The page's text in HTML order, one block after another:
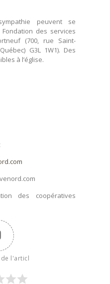
peuvent se
des services
(700, rue Saint-
G3L 1W1). Des
à l’église.
des coopératives
de l'articl